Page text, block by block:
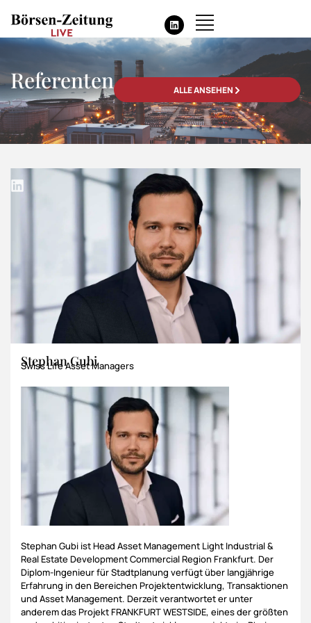
Referenten ALLE ANSEHEN
Stephan Gubi
Swiss Life Asset Managers
Stephan Gubi ist Head Asset Management Light Industrial &
Real Estate Development Commercial Region Frankfurt. Der
Diplom-Ingenieur für Stadtplanung verfügt über langjährige
Erfahrung in den Bereichen Projektentwicklung, Transaktionen
und Asset Management. Derzeit verantwortet er unter
anderem das Projekt FRANKFURT WESTSIDE, eines der größten